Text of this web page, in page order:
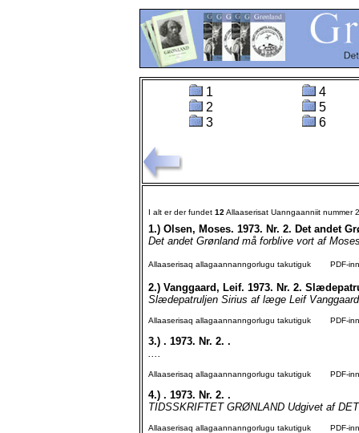
1
2
3
4
5
6
I alt er der fundet 12 Allaaserisat Uanngaanniit nummer
1.) Olsen, Moses. 1973. Nr. 2. Det andet
Det andet Grønland må forblive vort af
Allaaserisaq allagaannanngorlugu takutiguk PDF-
2.) Vanggaard, Leif. 1973. Nr. 2.
Slædepatruljen Sirius af læge Leif
Allaaserisaq allagaannanngorlugu takutiguk PDF-
3.) . 1973. Nr. 2. .
....
Allaaserisaq allagaannanngorlugu takutiguk PDF-
4.) . 1973. Nr. 2. .
TIDSSKRIFTET GRØNLAND Udgivet af
Allaaserisaq allagaannanngorlugu takutiguk PDF-